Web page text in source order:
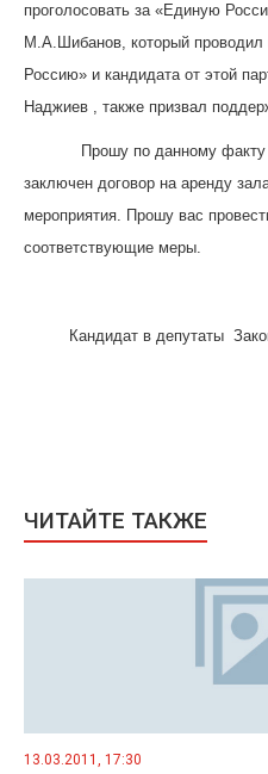
проголосовать за «Единую
М.А.Шибанов, который
Россию» и кандидата от этой
Наджиев , также призвал
Прошу по данному факту
заключен договор на аренду
мероприятия. Прошу вас
соответствующие меры.
Кандидат в депутаты
ЧИТАЙТЕ ТАКЖЕ
13.03.2011, 17:30